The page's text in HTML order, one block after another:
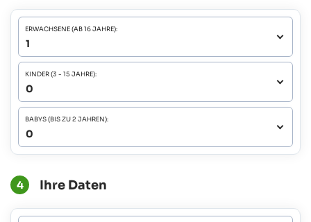
ERWACHSENE (AB 16 JAHRE):
KINDER (3 - 15 JAHRE):
BABYS (BIS ZU 2 JAHREN):
4 Ihre Daten